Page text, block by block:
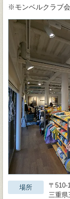
※モンベルクラブ
場所
〒510-
三重県